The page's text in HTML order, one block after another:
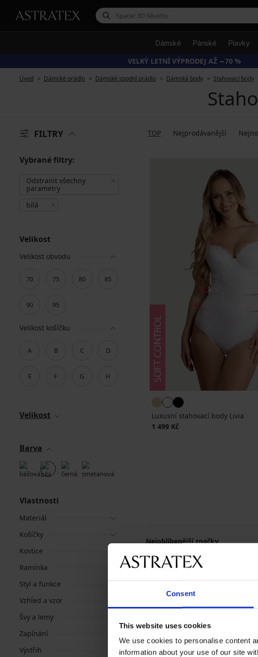
Consent
This website uses cookies
We use cookies to personalise content
information about your use of our site
Dámské Pánské Plavky
VELKÝ LETNÍ VÝPRODEJ AŽ −70 %
Úvod Dámské prádlo Dámské spodní prádlo Dámská body Stahovací body
FILTRY TOP Nejprodávanější
Vybrané filtry:
Odstranit všechny
parametry
bílá
Velikost
Velikost obvodu
70 75 80 85
90 95
Velikost košíčku
A B C D
E F G H
Velikost
Barva
Vlastnosti
Materiál
Košíčky
Kostice
Ramínka
Styl a funkce
Vzhled a vzor
Švy a lemy
Zapínání
Výstřih
Luxusní stahovací body Livia
1 499 Kč
Nejoblíbenější značky